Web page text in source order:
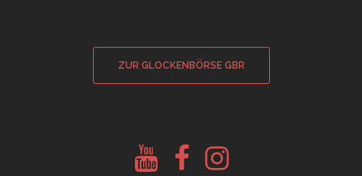
ZUR GLOCKENBÖRSE GBR
Youtube
Glockenberatung
Facebook
Glockenbörse
Instagram
Glockenbörse